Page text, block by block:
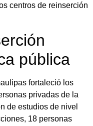
centros de reinserción
pública
fortaleció los
privadas de la
de estudios de nivel
18 personas